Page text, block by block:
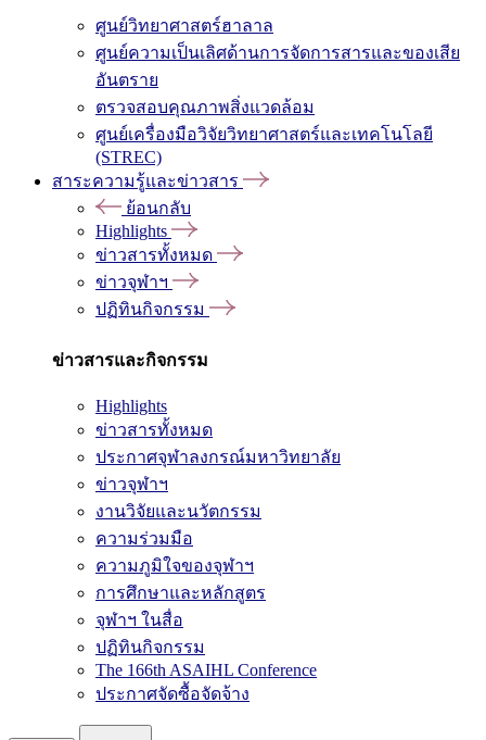
ศูนย์วิทยาศาสตร์ฮาลาล
ศูนย์ความเป็นเลิศด้านการจัดการสารและของเสีย
อันตราย
ตรวจสอบคุณภาพสิ่งแวดล้อม
ศูนย์เครื่องมือวิจัยวิทยาศาสตร์และเทคโนโลยี
(STREC)
สาระความรู้และข่าวสาร
ย้อนกลับ
Highlights
ข่าวสารทั้งหมด
ข่าวจุฬาฯ
ปฏิทินกิจกรรม
ข่าวสารและกิจกรรม
Highlights
ข่าวสารทั้งหมด
ประกาศจุฬาลงกรณ์มหาวิทยาลัย
ข่าวจุฬาฯ
งานวิจัยและนวัตกรรม
ความร่วมมือ
ความภูมิใจของจุฬาฯ
การศึกษาและหลักสูตร
จุฬาฯ ในสื่อ
ปฏิทินกิจกรรม
The 166th ASAIHL Conference
ประกาศจัดซื้อจัดจ้าง